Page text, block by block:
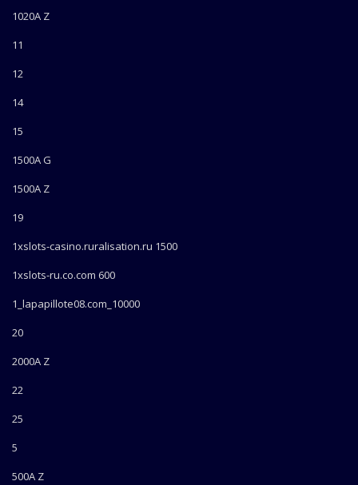
1020A Z
11
12
14
15
1500A G
1500A Z
19
1xslots-casino.ruralisation.ru 1500
1xslots-ru.co.com 600
1_lapapillote08.com_10000
20
2000A Z
22
25
5
500A Z